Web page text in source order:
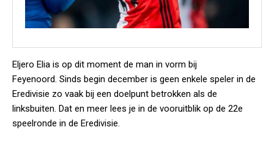
Eljero Elia is op dit moment de man in vorm bij
Feyenoord. Sinds begin december is geen enkele speler in de
Eredivisie zo vaak bij een doelpunt betrokken als de
linksbuiten. Dat en meer lees je in de vooruitblik op de 22e
speelronde in de Eredivisie.